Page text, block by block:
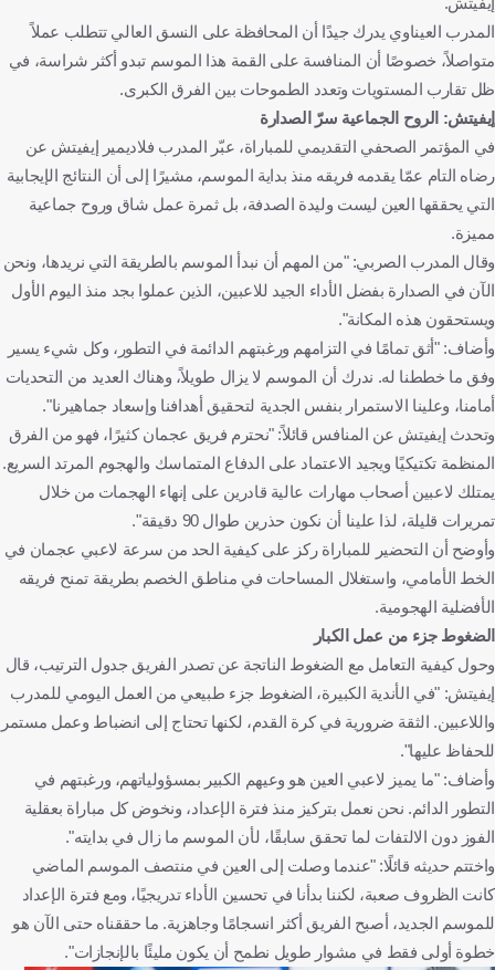
المدرب العيناوي يدرك جيدًا أن المحافظة على النسق العالي تتطلب عملاً
متواصلاً، خصوصًا أن المنافسة على القمة هذا الموسم تبدو أكثر شراسة، في
ظل تقارب المستويات وتعدد الطموحات بين الفرق الكبرى.
إيفيتش: الروح الجماعية سرّ الصدارة
في المؤتمر الصحفي التقديمي للمباراة، عبّر المدرب فلاديمير إيفيتش عن
رضاه التام عمّا يقدمه فريقه منذ بداية الموسم، مشيرًا إلى أن النتائج الإيجابية
التي يحققها العين ليست وليدة الصدفة، بل ثمرة عمل شاق وروح جماعية
مميزة.
وقال المدرب الصربي: "من المهم أن نبدأ الموسم بالطريقة التي نريدها، ونحن
الآن في الصدارة بفضل الأداء الجيد للاعبين، الذين عملوا بجد منذ اليوم الأول
ويستحقون هذه المكانة".
وأضاف: "أثق تمامًا في التزامهم ورغبتهم الدائمة في التطور، وكل شيء يسير
وفق ما خططنا له. ندرك أن الموسم لا يزال طويلاً، وهناك العديد من التحديات
أمامنا، وعلينا الاستمرار بنفس الجدية لتحقيق أهدافنا وإسعاد جماهيرنا".
وتحدث إيفيتش عن المنافس قائلاً: "نحترم فريق عجمان كثيرًا، فهو من الفرق
المنظمة تكتيكيًا ويجيد الاعتماد على الدفاع المتماسك والهجوم المرتد السريع.
يمتلك لاعبين أصحاب مهارات عالية قادرين على إنهاء الهجمات من خلال
تمريرات قليلة، لذا علينا أن نكون حذرين طوال 90 دقيقة".
وأوضح أن التحضير للمباراة ركز على كيفية الحد من سرعة لاعبي عجمان في
الخط الأمامي، واستغلال المساحات في مناطق الخصم بطريقة تمنح فريقه
الأفضلية الهجومية.
الضغوط جزء من عمل الكبار
وحول كيفية التعامل مع الضغوط الناتجة عن تصدر الفريق جدول الترتيب، قال
إيفيتش: "في الأندية الكبيرة، الضغوط جزء طبيعي من العمل اليومي للمدرب
واللاعبين. الثقة ضرورية في كرة القدم، لكنها تحتاج إلى انضباط وعمل مستمر
للحفاظ عليها".
وأضاف: "ما يميز لاعبي العين هو وعيهم الكبير بمسؤولياتهم، ورغبتهم في
التطور الدائم. نحن نعمل بتركيز منذ فترة الإعداد، ونخوض كل مباراة بعقلية
الفوز دون الالتفات لما تحقق سابقًا، لأن الموسم ما زال في بدايته".
واختتم حديثه قائلًا: "عندما وصلت إلى العين في منتصف الموسم الماضي
كانت الظروف صعبة، لكننا بدأنا في تحسين الأداء تدريجيًا، ومع فترة الإعداد
للموسم الجديد، أصبح الفريق أكثر انسجامًا وجاهزية. ما حققناه حتى الآن هو
خطوة أولى فقط في مشوار طويل نطمح أن يكون مليئًا بالإنجازات".